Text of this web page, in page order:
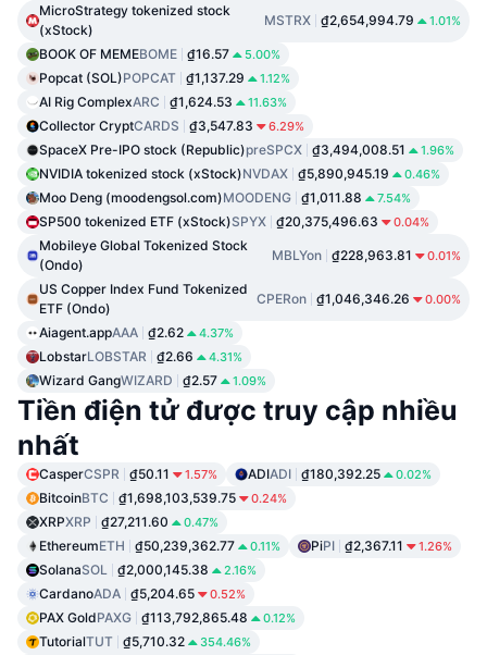
MicroStrategy tokenized stock
(xStock)
MSTRX ₫2,654,994.79 1.01%
BOOK OF MEMEBOME ₫16.57 5.00%
Popcat (SOL)POPCAT ₫1,137.29 1.12%
AI Rig ComplexARC ₫1,624.53 11.63%
Collector CryptCARDS ₫3,547.83 6.29%
SpaceX Pre-IPO stock (Republic)preSPCX ₫3,494,008.51 1.96%
NVIDIA tokenized stock (xStock)NVDAX ₫5,890,945.19 0.46%
Moo Deng (moodengsol.com)MOODENG ₫1,011.88 7.54%
SP500 tokenized ETF (xStock)SPYX ₫20,375,496.63 0.04%
Mobileye Global Tokenized Stock
(Ondo)
MBLYon ₫228,963.81 0.01%
US Copper Index Fund Tokenized
ETF (Ondo)
CPERon ₫1,046,346.26 0.00%
Aiagent.appAAA ₫2.62 4.37%
LobstarLOBSTAR ₫2.66 4.31%
Wizard GangWIZARD ₫2.57 1.09%
Tiền điện tử được truy cập nhiều
nhất
CasperCSPR ₫50.11 1.57% ADIADI ₫180,392.25 0.02%
BitcoinBTC ₫1,698,103,539.75 0.24%
XRPXRP ₫27,211.60 0.47%
EthereumETH ₫50,239,362.77 0.11% PiPI ₫2,367.11 1.26%
SolanaSOL ₫2,000,145.38 2.16%
CardanoADA ₫5,204.65 0.52%
PAX GoldPAXG ₫113,792,865.48 0.12%
TutorialTUT ₫5,710.32 354.46%